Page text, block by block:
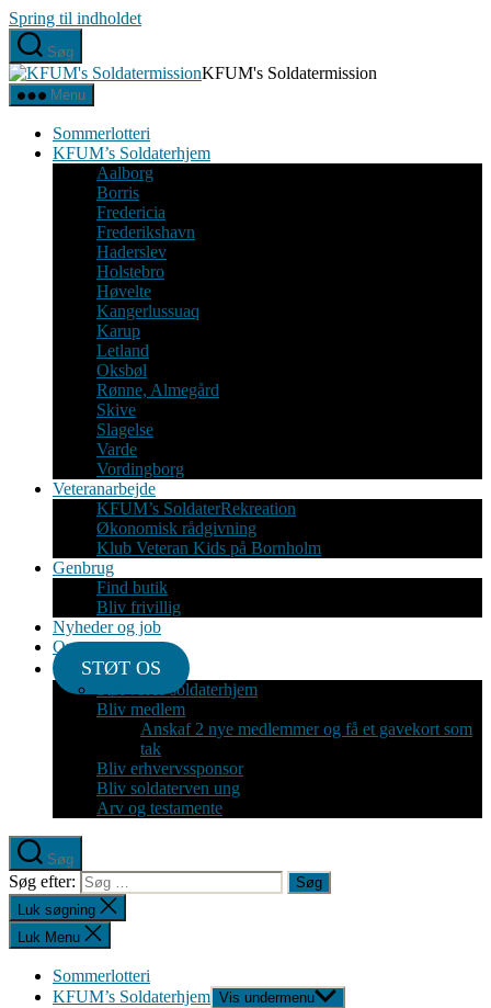
Spring til indholdet
Søg
KFUM's Soldatermission
Menu
Sommerlotteri
KFUM’s Soldaterhjem
Aalborg
Borris
Fredericia
Frederikshavn
Haderslev
Holstebro
Høvelte
Kangerlussuaq
Karup
Letland
Oksbøl
Rønne, Almegård
Skive
Slagelse
Varde
Vordingborg
Veteranarbejde
KFUM’s SoldaterRekreation
Økonomisk rådgivning
Klub Veteran Kids på Bornholm
Genbrug
Find butik
Bliv frivillig
Nyheder og job
Om
STØT OS
Støt vores soldaterhjem
Bliv medlem
Anskaf 2 nye medlemmer og få et gavekort som
tak
Bliv erhvervssponsor
Bliv soldaterven ung
Arv og testamente
Søg
Søg efter:
Luk søgning
Luk Menu
Sommerlotteri
KFUM’s Soldaterhjem Vis undermenu